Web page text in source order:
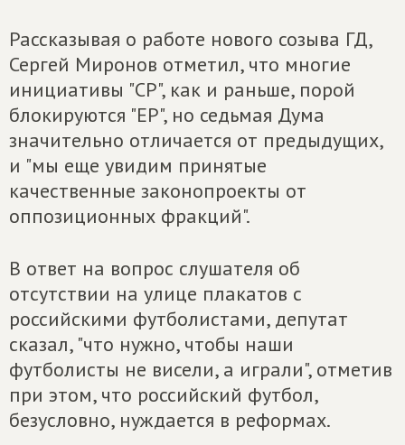
Рассказывая о работе нового созыва ГД,
Сергей Миронов отметил, что многие
инициативы "СР", как и раньше, порой
блокируются "ЕР", но седьмая Дума
значительно отличается от предыдущих,
и "мы еще увидим принятые
качественные законопроекты от
оппозиционных фракций".
В ответ на вопрос слушателя об
отсутствии на улице плакатов с
российскими футболистами, депутат
сказал, "что нужно, чтобы наши
футболисты не висели, а играли", отметив
при этом, что российский футбол,
безусловно, нуждается в реформах.